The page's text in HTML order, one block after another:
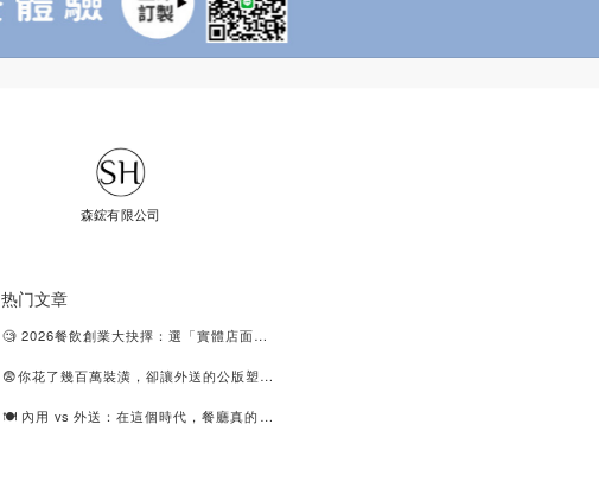
森鋐有限公司
热门文章
🧐 2026餐飲創業大抉擇：選「實體店面」還是「純外賣店」？一份給創業者的底牌拆解
😨你花了幾百萬裝潢，卻讓外送的公版塑膠袋毀了店裡的質感？😱
🍽️ 內用 vs 外送：在這個時代，餐廳真的能徹底放棄外送市場嗎？